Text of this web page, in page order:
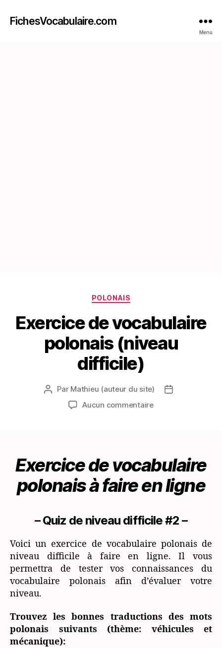
FichesVocabulaire.com
Menu
Catégories
POLONAIS
Exercice de vocabulaire
polonais (niveau
difficile)
Auteur
l’article
Par Mathieu (auteur du site)
Date
Aucun commentairesur
(niveau
difficile)
Exercice de vocabulaire
polonais à faire en ligne
– Quiz de niveau difficile #2 –
Voici un exercice de vocabulaire polonais de
niveau difficile à faire en ligne. Il vous
permettra de tester vos connaissances du
vocabulaire polonais afin d’évaluer votre
niveau.
Trouvez les bonnes traductions des mots
polonais suivants (thème: véhicules et
mécanique):